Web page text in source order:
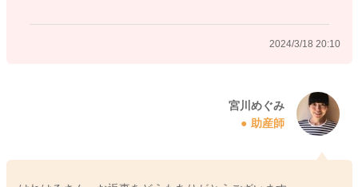
2024/3/18 20:10
宮川めぐみ
助産師